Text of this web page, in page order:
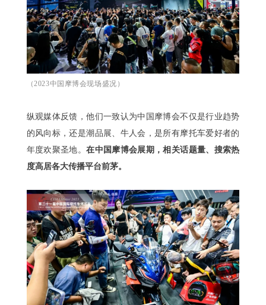
（2023中国摩博会现场盛况）
纵观媒体反馈，他们一致认为中国摩博会不仅是行业趋势
的风向标，还是潮品展、牛人会，是所有摩托车爱好者的
年度欢聚圣地。在中国摩博会展期，相关话题量、搜索热
度高居各大传播平台前茅。